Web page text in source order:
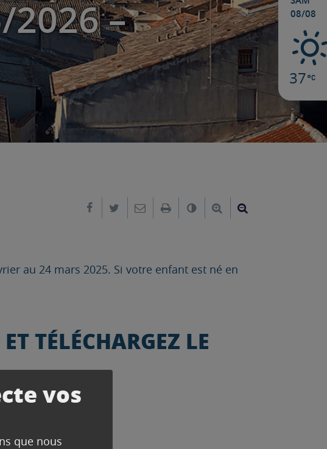
vos
que nous
08/08
37
2026 –
Partager sur Facebook
Partager sur Twitter
Envoyer par e-mail
ImprimerChanger le contraste
Agrandir le texte
au 24 mars 2025. Si votre enfant est né en
TÉLÉCHARGEZ LE